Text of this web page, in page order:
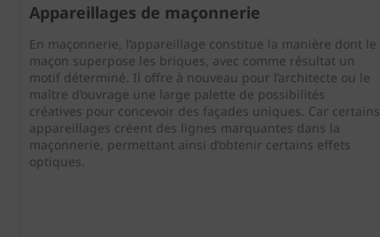
Appareillages de maçonnerie
En maçonnerie, l’appareillage constitue la manière dont le
maçon superpose les briques, avec comme résultat un
motif déterminé. Il offre à nouveau pour l’architecte ou le
maître d’ouvrage une large palette de possibilités
créatives pour concevoir des façades uniques. Car certains
appareillages créent des lignes marquantes dans la
maçonnerie, permettant ainsi d’obtenir certains effets
optiques.